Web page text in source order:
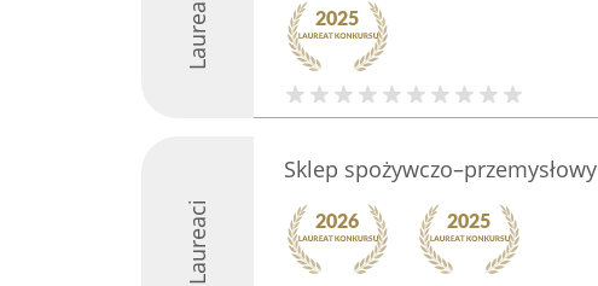
Laureaci
Laureaci
Sklep spożywczo–przemysłowy